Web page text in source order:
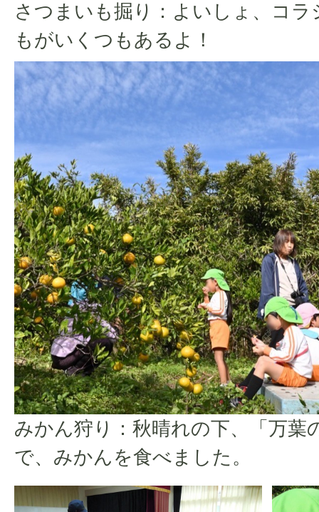
さつまいも掘り：よいしょ、コ
もがいくつもあるよ！
みかん狩り：秋晴れの下、「万葉
で、みかんを食べました。